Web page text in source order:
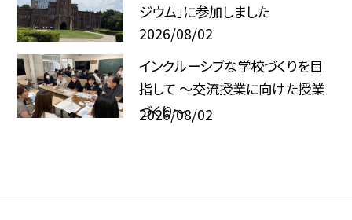
ジウム」に参加しました
2026/08/02
インクルーシブな学校づくりを目
指して ～交流授業に向けた授業
づくり～
2026/08/02